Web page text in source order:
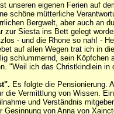
unseren eigenen Ferien auf
schöne mütterliche
Bergwelt, aber auch an
Siesta ins Bett gelegt
- und die Rhone so nah! -
auf allen Wegen trat ich in
schlummernd, sein
"Weil ich das Christkindlein
Es folgte die Pensionierung.
die Vermittlung von Wissen.
und Verständnis
von Anna von